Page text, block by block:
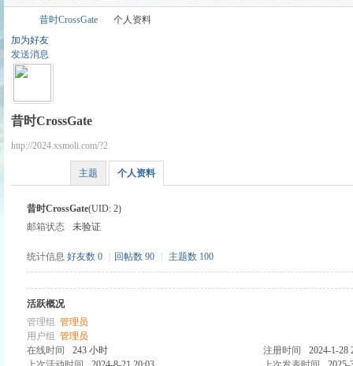
昔时CrossGate
个人资料
加为好友
发送消息
昔时CrossGate
http://2024.xsmoli.com/?2
主题 个人资料
昔时CrossGate(UID: 2)
邮箱状态
未验证
统计信息 好友数 0 回帖数 90 主题数 100
活跃概况
管理组 管理员
用户组 管理员
在线时间
243 小时 注册时间
2024-1-28